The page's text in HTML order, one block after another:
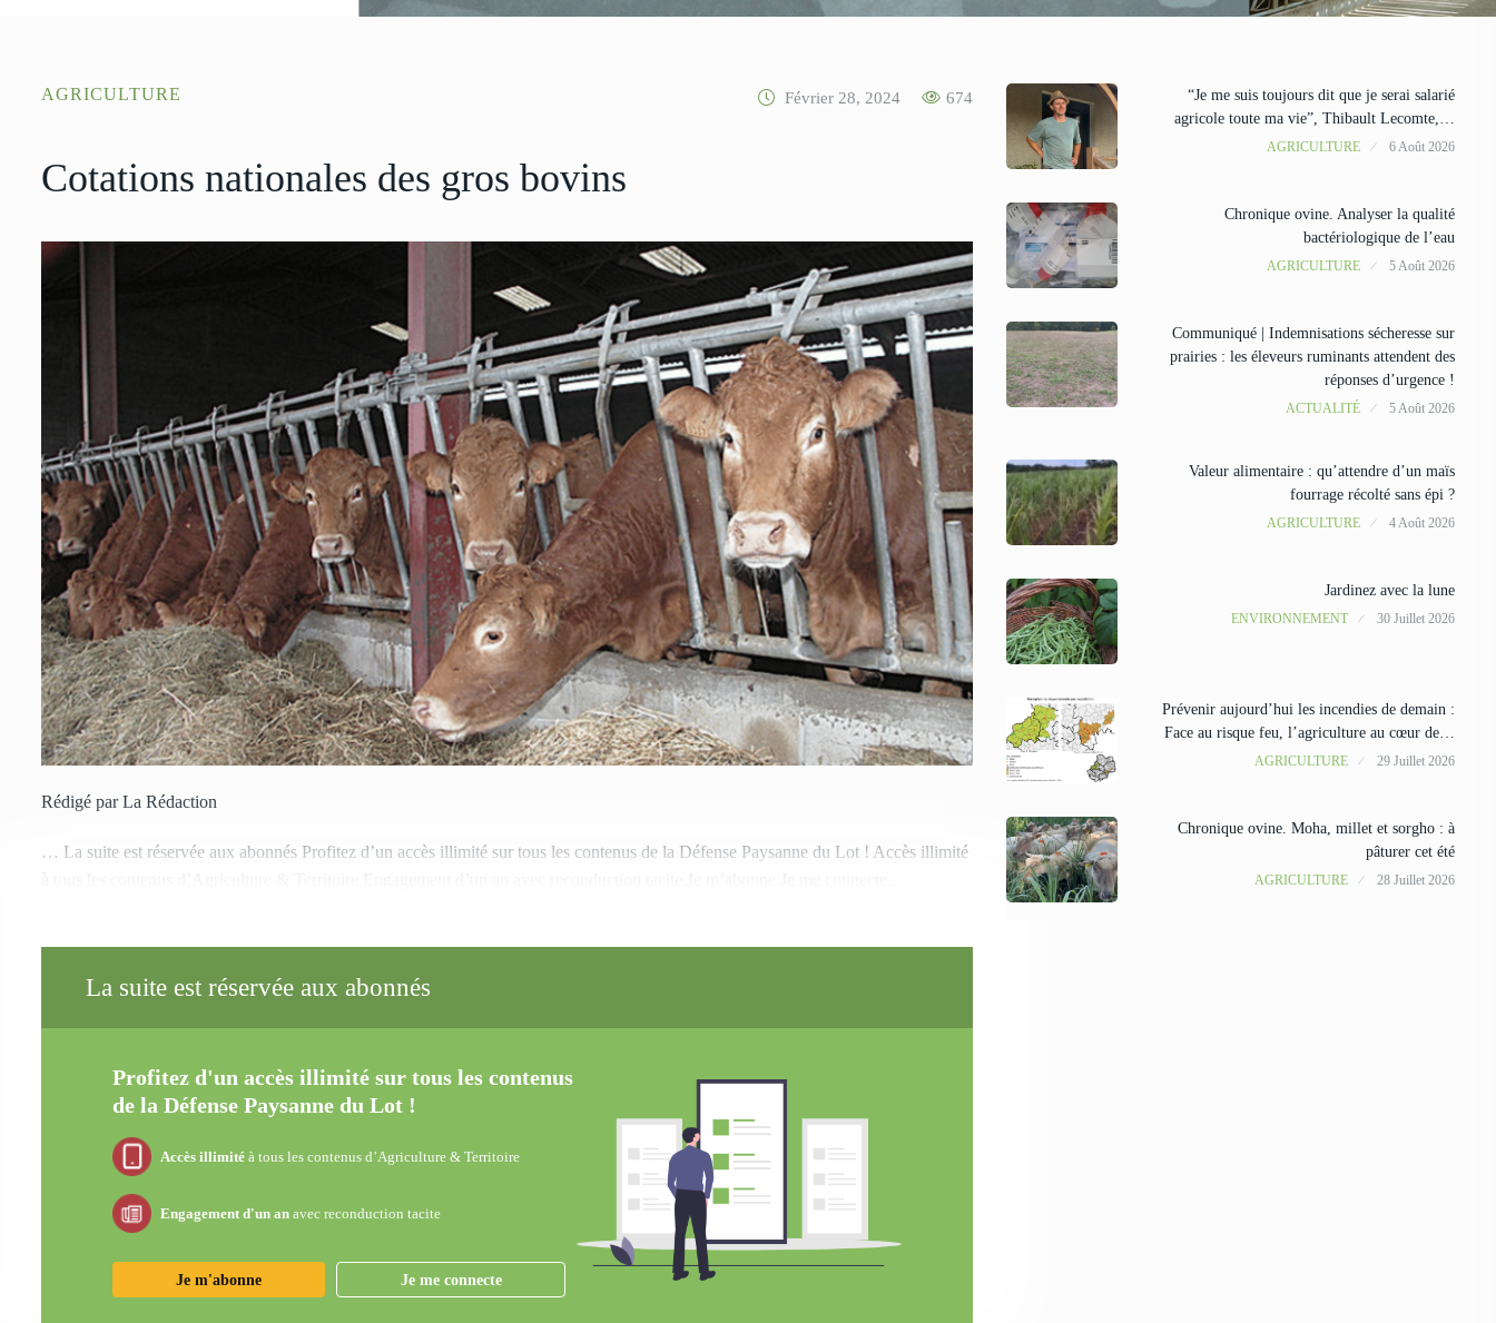
AGRICULTURE Février 28, 2024 674
Cotations nationales des gros bovins
Rédigé par La Rédaction
… La suite est réservée aux abonnés Profitez d’un accès illimité sur tous les contenus de la Défense Paysanne du Lot ! Accès illimité
à tous les contenus d’Agriculture & Territoire Engagement d’un an avec reconduction tacite Je m’abonne Je me connecte...
La suite est réservée aux abonnés
Profitez d'un accès illimité sur tous les contenus
de la Défense Paysanne du Lot !
Accès illimité à tous les contenus d’Agriculture & Territoire
Engagement d'un an avec reconduction tacite
Je m'abonne Je me connecte
“Je me suis toujours dit que je serai salarié
agricole toute ma vie”, Thibault Lecomte,…
AGRICULTURE 6 Août 2026
Chronique ovine. Analyser la qualité
bactériologique de l’eau
AGRICULTURE 5 Août 2026
Communiqué | Indemnisations sécheresse sur
prairies : les éleveurs ruminants attendent des
réponses d’urgence !
ACTUALITÉ 5 Août 2026
Valeur alimentaire : qu’attendre d’un maïs
fourrage récolté sans épi ?
AGRICULTURE 4 Août 2026
Jardinez avec la lune
ENVIRONNEMENT 30 Juillet 2026
Prévenir aujourd’hui les incendies de demain :
Face au risque feu, l’agriculture au cœur de…
AGRICULTURE 29 Juillet 2026
Chronique ovine. Moha, millet et sorgho : à
pâturer cet été
AGRICULTURE 28 Juillet 2026